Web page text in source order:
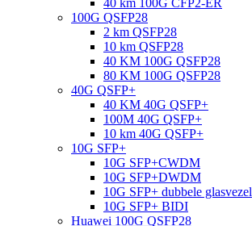
100G QSFP28
2 km QSFP28
10 km QSFP28
40 KM 100G QSFP28
80 KM 100G QSFP28
40G QSFP+
40 KM 40G QSFP+
100M 40G QSFP+
10 km 40G QSFP+
10G SFP+
10G SFP+CWDM
10G SFP+DWDM
10G SFP+ dubbele glasvezel
10G SFP+ BIDI
Huawei 100G QSFP28